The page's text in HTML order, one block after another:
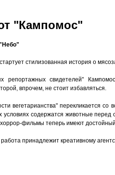
"Кампомос"
стилизованная история о
репортажных свидетелей"
впрочем, не стоит избавляться.
вегетарианства" перекликается
условиях содержатся животные
фильмы теперь имеют
принадлежит креативному